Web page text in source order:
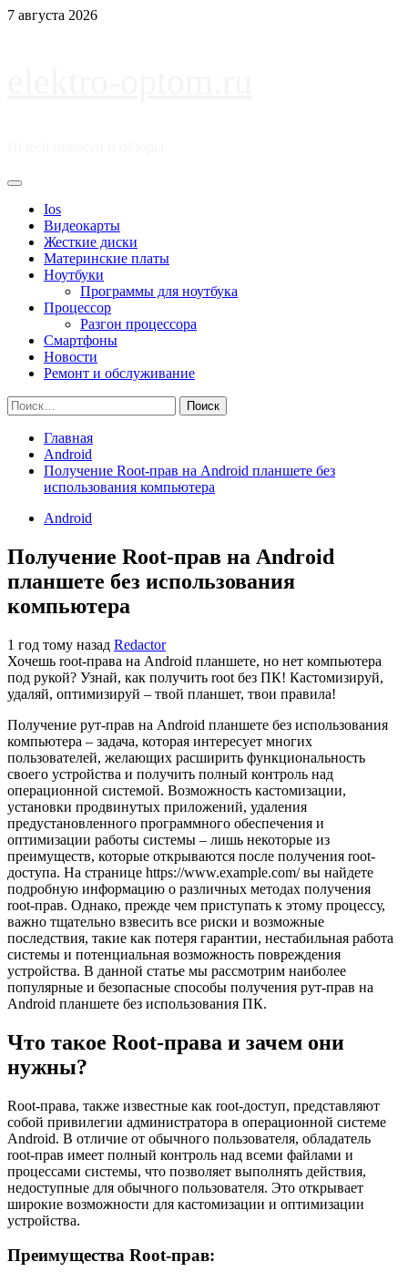
Перейти
7 августа 2026
Основное
Ios
Видеокарты
Жесткие диски
Материнские платы
Ноутбуки
Программы для ноутбука
Процессор
Разгон процессора
Смартфоны
Новости
Ремонт и обслуживание
Найти:
Главная
Android
Получение Root-прав на Android планшете без
использования компьютера
Android
Получение Root-прав на Android
планшете без использования
компьютера
1 год тому назад Redactor
Хочешь root-права на Android планшете, но нет компьютера
под рукой? Узнай, как получить root без ПК! Кастомизируй,
удаляй, оптимизируй – твой планшет, твои правила!
Получение рут-прав на Android планшете без использования
компьютера – задача, которая интересует многих
пользователей, желающих расширить функциональность
своего устройства и получить полный контроль над
операционной системой. Возможность кастомизации,
установки продвинутых приложений, удаления
предустановленного программного обеспечения и
оптимизации работы системы – лишь некоторые из
преимуществ, которые открываются после получения root-
доступа. На странице https://www.example.com/ вы найдете
подробную информацию о различных методах получения
root-прав. Однако, прежде чем приступать к этому процессу,
важно тщательно взвесить все риски и возможные
последствия, такие как потеря гарантии, нестабильная работа
системы и потенциальная возможность повреждения
устройства. В данной статье мы рассмотрим наиболее
популярные и безопасные способы получения рут-прав на
Android планшете без использования ПК.
Что такое Root-права и зачем они
нужны?
Root-права, также известные как root-доступ, представляют
собой привилегии администратора в операционной системе
Android. В отличие от обычного пользователя, обладатель
root-прав имеет полный контроль над всеми файлами и
процессами системы, что позволяет выполнять действия,
недоступные для обычного пользователя. Это открывает
широкие возможности для кастомизации и оптимизации
устройства.
Преимущества Root-прав: